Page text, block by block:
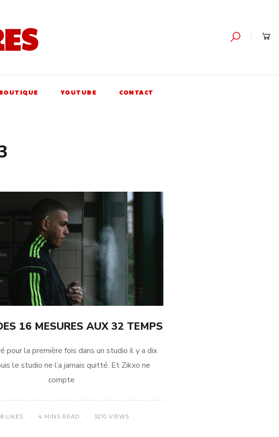
YOUTUBE CONTACT
16 MESURES AUX 32 TEMPS
pour la première fois dans un studio il y a dix
le studio ne l’a jamais quitté. Et Zikxo ne
compte
LIKES 4 MINS READ 3210 VIEWS